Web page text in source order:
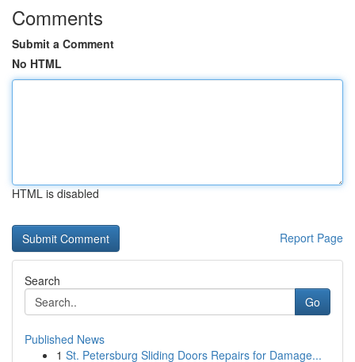
Comments
Submit a Comment
No HTML
HTML is disabled
Report Page
Search
Go
Published News
1 St. Petersburg Sliding Doors Repairs for Damage...